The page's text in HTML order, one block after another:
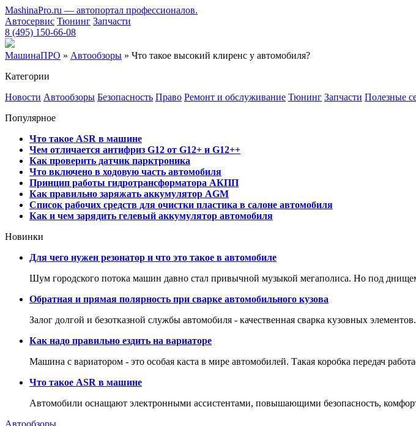
MashinaPro.ru — автопортал профессионалов.
Автосервис Тюнинг Запчасти
8 (495) 150-66-08
МашинаПРО » Автообзоры » Что такое высокий клиренс у автомобиля?
Категории
Новости Автообзоры Безопасность Право Ремонт и обслуживание Тюнинг Запчасти Полезные
Популярное
Что такое ASR в машине
Чем отличается антифриз G12 от G12+ и G12++
Как проверить датчик парктроника
Что включено в ходовую часть автомобиля
Принцип работы гидротрансформатора АКПП
Как правильно заряжать аккумулятор AGM
Список рабочих средств для очистки пластика в салоне автомобиля
Как и чем зарядить гелевый аккумулятор автомобиля
Новинки
Для чего нужен резонатор и что это такое в автомобиле
Шум городского потока машин давно стал привычной музыкой мегаполиса. Но под
Обратная и прямая полярность при сварке автомобильного кузова
Залог долгой и безотказной службы автомобиля - качественная сварка кузовных
Как надо правильно ездить на вариаторе
Машина с вариатором - это особая каста в мире автомобилей. Такая коробка передач
Что такое ASR в машине
Автомобили оснащают электронными ассистентами, повышающими безопасность,
Автообзоры